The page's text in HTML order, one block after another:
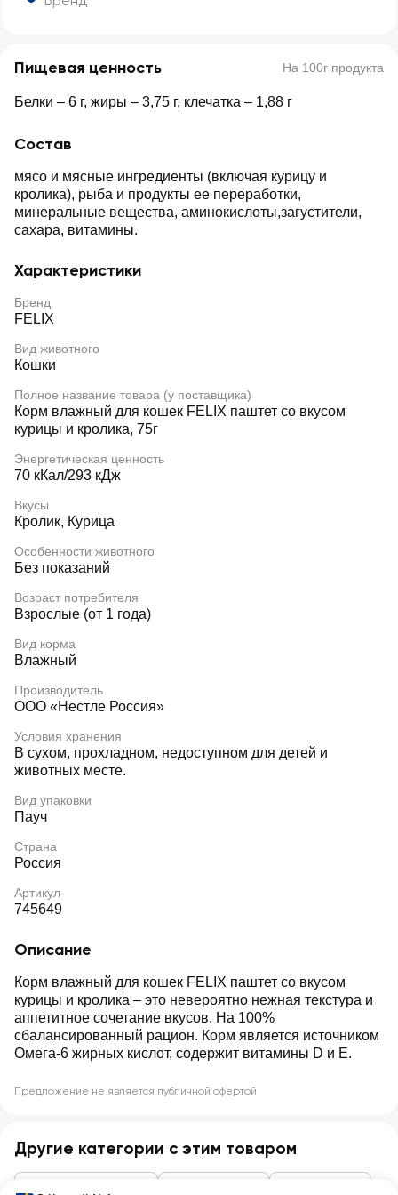
Пищевая ценность На 100г продукта
Белки – 6 г, жиры – 3,75 г, клечатка – 1,88 г
Состав
мясо и мясные ингредиенты (включая курицу и
кролика), рыба и продукты ее переработки,
минеральные вещества, аминокислоты,загустители,
сахара, витамины.
Характеристики
Бренд
FELIX
Вид животного
Кошки
Полное название товара (у поставщика)
Корм влажный для кошек FELIX паштет со вкусом
курицы и кролика, 75г
Энергетическая ценность
70 кКал/293 кДж
Вкусы
Кролик, Курица
Особенности животного
Без показаний
Возраст потребителя
Взрослые (от 1 года)
Вид корма
Влажный
Производитель
ООО «Нестле Россия»
Условия хранения
В сухом, прохладном, недоступном для детей и
животных месте.
Вид упаковки
Пауч
Страна
Россия
Артикул
745649
Описание
Корм влажный для кошек FELIX паштет со вкусом
курицы и кролика – это невероятно нежная текстура и
аппетитное сочетание вкусов. На 100%
сбалансированный рацион. Корм является источником
Омега-6 жирных кислот, содержит витамины D и Е.
Предложение не является публичной офертой
Другие категории с этим товаром